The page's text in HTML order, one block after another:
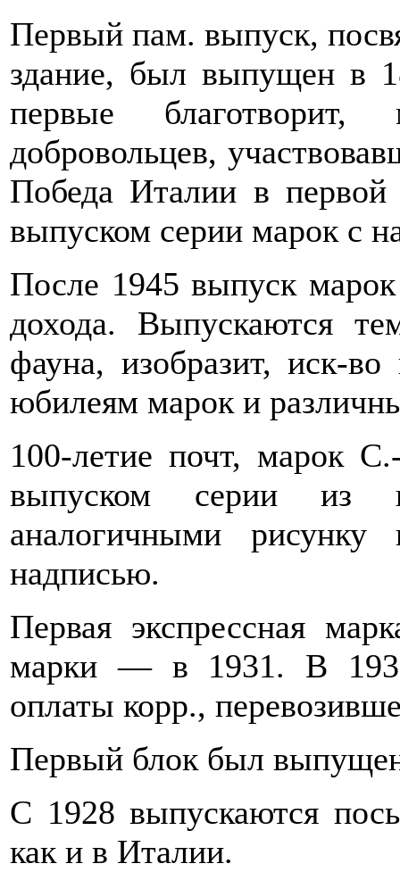
Первый пам. выпуск,
здание, был выпущен в
первые
добровольцев,
Победа Италии в
выпуском серии марок с
После 1945 выпуск
дохода. Выпускаются
фауна, изобразит, иск-
юбилеям ма­рок и
100-летие почт, марок
вы­пуском серии из
аналогичными
надписью.
Первая экспрессная
марки — в 1931. В
оплаты корр.,
Первый блок был
С 1928 выпускаются
как и в Италии.